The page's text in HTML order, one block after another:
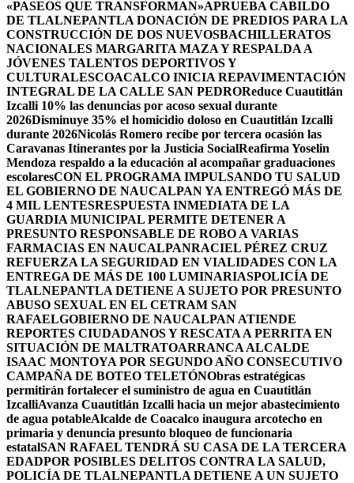
«PASEOS QUE TRANSFORMAN»APRUEBA CABILDO
DE TLALNEPANTLA DONACIÓN DE PREDIOS PARA LA
CONSTRUCCIÓN DE DOS NUEVOSBACHILLERATOS
NACIONALES MARGARITA MAZA Y RESPALDA A
JÓVENES TALENTOS DEPORTIVOS Y
CULTURALESCOACALCO INICIA REPAVIMENTACIÓN
INTEGRAL DE LA CALLE SAN PEDROReduce Cuautitlán
Izcalli 10% las denuncias por acoso sexual durante
2026Disminuye 35% el homicidio doloso en Cuautitlán Izcalli
durante 2026Nicolás Romero recibe por tercera ocasión las
Caravanas Itinerantes por la Justicia SocialReafirma Yoselin
Mendoza respaldo a la educación al acompañar graduaciones
escolaresCON EL PROGRAMA IMPULSANDO TU SALUD
EL GOBIERNO DE NAUCALPAN YA ENTREGÓ MÁS DE
4 MIL LENTESRESPUESTA INMEDIATA DE LA
GUARDIA MUNICIPAL PERMITE DETENER A
PRESUNTO RESPONSABLE DE ROBO A VARIAS
FARMACIAS EN NAUCALPANRACIEL PÉREZ CRUZ
REFUERZA LA SEGURIDAD EN VIALIDADES CON LA
ENTREGA DE MÁS DE 100 LUMINARIASPOLICÍA DE
TLALNEPANTLA DETIENE A SUJETO POR PRESUNTO
ABUSO SEXUAL EN EL CETRAM SAN
RAFAELGOBIERNO DE NAUCALPAN ATIENDE
REPORTES CIUDADANOS Y RESCATA A PERRITA EN
SITUACIÓN DE MALTRATOARRANCA ALCALDE
ISAAC MONTOYA POR SEGUNDO AÑO CONSECUTIVO
CAMPAÑA DE BOTEO TELETÓNObras estratégicas
permitirán fortalecer el suministro de agua en Cuautitlán
IzcalliAvanza Cuautitlán Izcalli hacia un mejor abastecimiento
de agua potableAlcalde de Coacalco inaugura arcotecho en
primaria y denuncia presunto bloqueo de funcionaria
estatalSAN RAFAEL TENDRÁ SU CASA DE LA TERCERA
EDADPOR POSIBLES DELITOS CONTRA LA SALUD,
POLICÍA DE TLALNEPANTLA DETIENE A UN SUJETO